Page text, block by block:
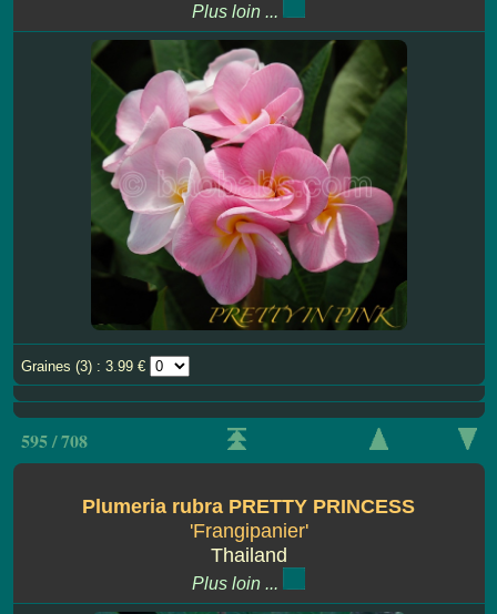
Plus loin ...
Graines (3) : 3.99 €
595 / 708
Plumeria rubra PRETTY PRINCESS
'Frangipanier'
Thailand
Plus loin ...